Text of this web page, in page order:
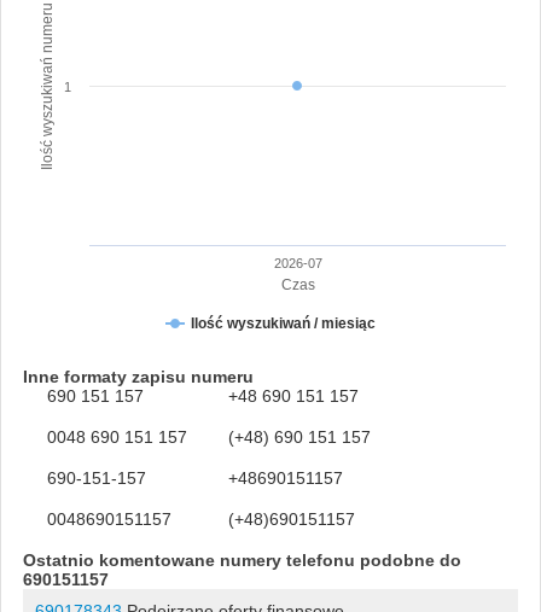
Czas
Ilość wyszukiwań numeru
Ilość wyszukiwań / miesiąc
2026-07
1
Inne formaty zapisu numeru
690 151 157
+48 690 151 157
0048 690 151 157 (+48) 690 151 157
690-151-157 +48690151157
0048690151157 (+48)690151157
Ostatnio komentowane numery telefonu podobne do
690151157